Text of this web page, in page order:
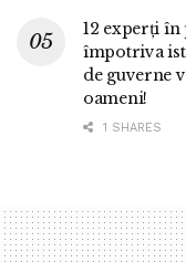
12 experți în
împotriva
de guverne
oameni!
1 SHARES